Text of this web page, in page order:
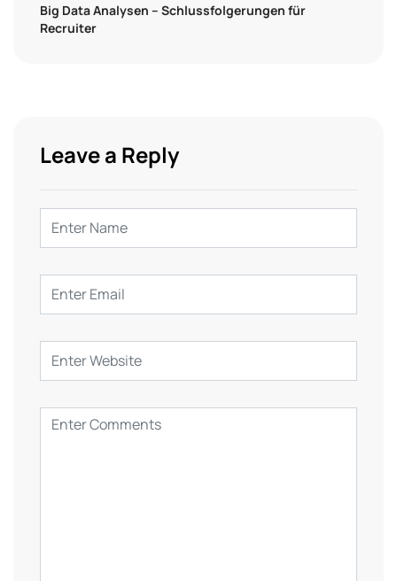
Big Data Analysen – Schlussfolgerungen für
Recruiter
Leave a Reply